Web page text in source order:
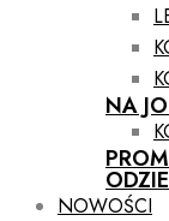
NA
NOWOŚCI